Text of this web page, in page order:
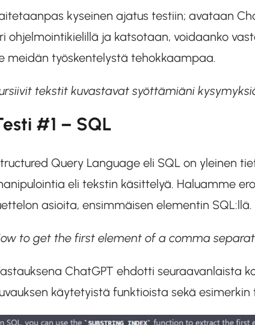
kyseinen ajatus testiin; avataan
ohjelmointikielillä ja katsotaan, voidaanko
meidän työskentelystä tehokkaampaa.
tekstit kuvastavat syöttämiäni
#1 – SQL
Query Language eli SQL on yleinen
eli tekstin käsittelyä. Haluamme
asioita, ensimmäisen elementin SQL:llä.
to get the first element of a comma
ChatGPT ehdotti seuraavanlaista
käytetyistä funktioista sekä esimerkin